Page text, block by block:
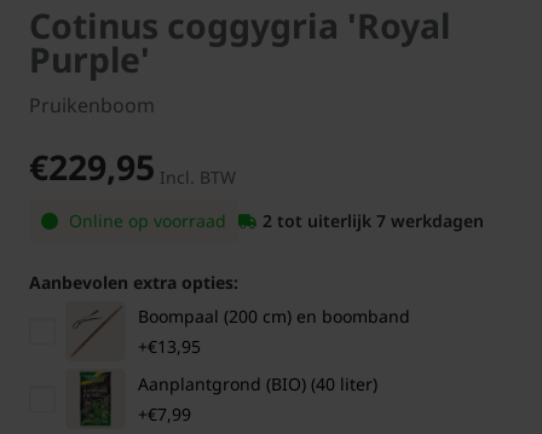
Cotinus coggygria 'Royal
Purple'
Pruikenboom
€229,95 Incl. BTW
Online op voorraad
2 tot uiterlijk 7 werkdagen
Aanbevolen extra opties:
Boompaal (200 cm) en boomband
+€13,95
Aanplantgrond (BIO) (40 liter)
+€7,99